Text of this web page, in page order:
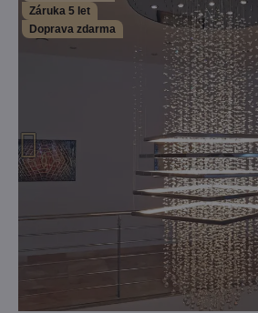
Záruka 5 let
Doprava zdarma